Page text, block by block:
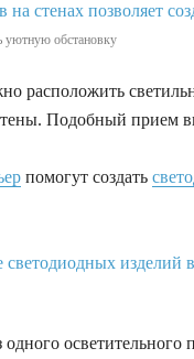
уютную обстановку
расположить
Подобный прием
помогут создать
осветительного